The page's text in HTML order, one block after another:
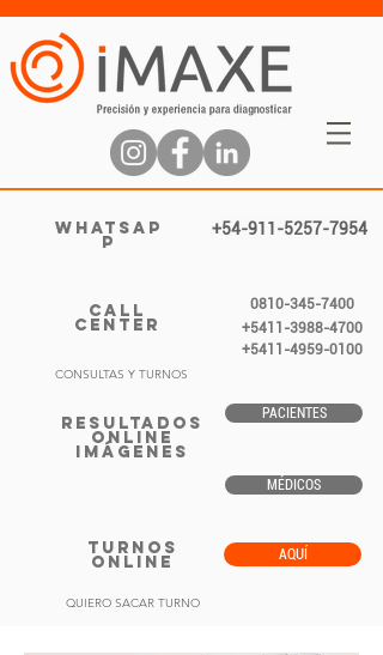
WHATSAP
P
+54-911-5257-7954
CALL
CENTER
0810-345-7400
+5411-3988-4700
+5411-4959-0100
CONSULTAS Y TURNOS
RESULTADOS
ONLINE
IMÁGENES
PACIENTES
MÉDICOS
TURNOS
ONLINE AQUÍ
QUIERO SACAR TURNO